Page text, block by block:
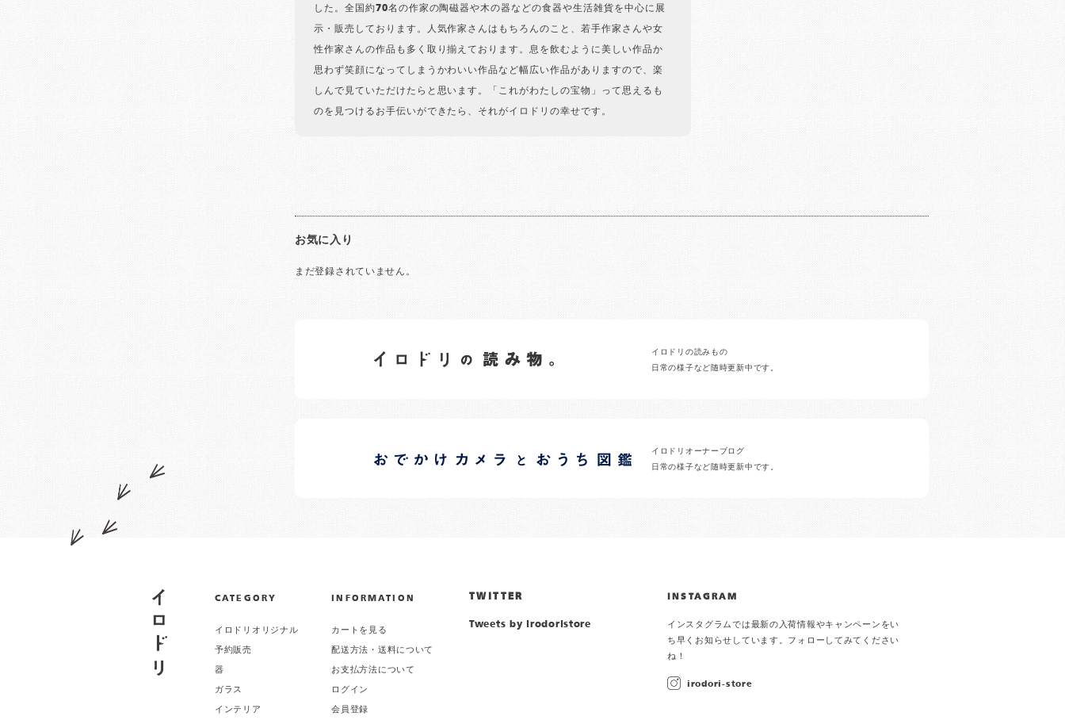
した。全国約70名の作家の陶磁器や木の器などの食器や生活雑貨を中心に展
示・販売しております。人気作家さんはもちろんのこと、若手作家さんや女
性作家さんの作品も多く取り揃えております。息を飲むように美しい作品か
思わず笑顔になってしまうかわいい作品など幅広い作品がありますので、楽
しんで見ていただけたらと思います。「これがわたしの宝物」って思えるも
のを見つけるお手伝いができたら、それがイロドリの幸せです。
お気に入り
まだ登録されていません。
イロドリの読みもの
日常の様子など随時更新中です。
イロドリオーナーブログ
日常の様子など随時更新中です。
CATEGORY
イロドリオリジナル
予約販売
器
ガラス
インテリア
INFORMATION
カートを見る
配送方法・送料について
お支払方法について
ログイン
会員登録
TWITTER
Tweets by irodoristore
INSTAGRAM
インスタグラムでは最新の入荷情報やキャンペーンをい
ち早くお知らせしています。フォローしてみてください
ね！
irodori-store